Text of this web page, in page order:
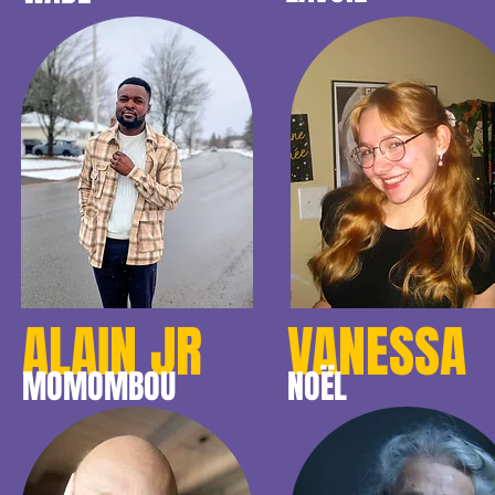
ALAIN JR
MOMOMBOU VANESSA
NOËL